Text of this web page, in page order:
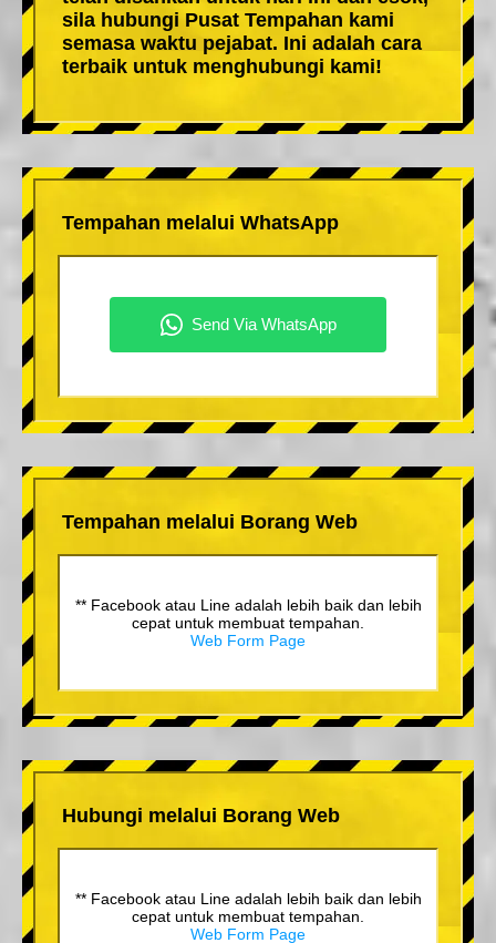
sila hubungi Pusat Tempahan kami
semasa waktu pejabat. Ini adalah cara
terbaik untuk menghubungi kami!
Tempahan melalui WhatsApp
Tempahan melalui Borang Web
** Facebook atau Line adalah lebih baik dan lebih
cepat untuk membuat tempahan.
Web Form Page
Hubungi melalui Borang Web
** Facebook atau Line adalah lebih baik dan lebih
cepat untuk membuat tempahan.
Web Form Page